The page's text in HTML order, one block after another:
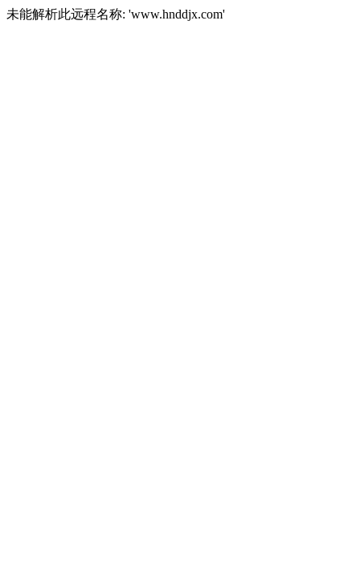
未能解析此远程名称: 'www.hnddjx.com'